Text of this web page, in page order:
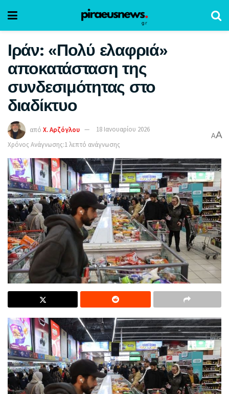
Ιράν: «Πολύ ελαφριά»
αποκατάσταση της
συνδεσιμότητας στο
διαδίκτυο
από Χ. Αρζόγλου
18 Ιανουαρίου 2026
Χρόνος Ανάγνωσης:1 λεπτό ανάγνωσης
AA